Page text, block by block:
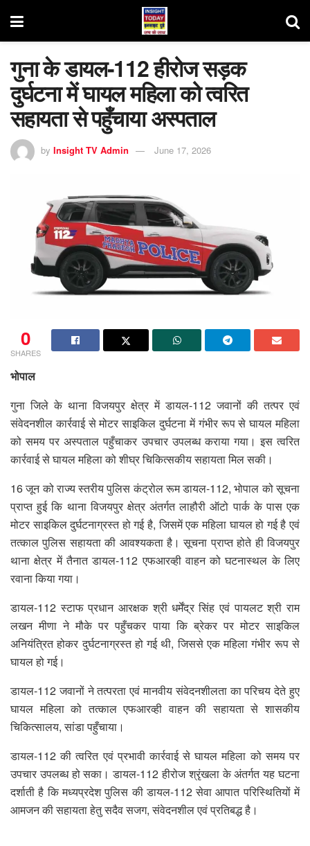
गुना के डायल-112 हीरोज सड़क
दुर्घटना में घायल महिला को त्वरित
सहायता से पहुँचाया अस्पताल
by Insight TV Admin June 17, 2026
0
SHARES
भोपाल
गुना जिले के थाना विजयपुर क्षेत्र में डायल-112 जवानों की तत्पर एवं
संवेदनशील कार्रवाई से मोटर साइकिल दुर्घटना में गंभीर रूप से घायल महिला
को समय पर अस्पताल पहुँचाकर उपचार उपलब्ध कराया गया। इस त्वरित
कार्रवाई से घायल महिला को शीघ्र चिकित्सकीय सहायता मिल सकी।
16 जून को राज्य स्तरीय पुलिस कंट्रोल रूम डायल-112, भोपाल को सूचना
प्राप्त हुई कि थाना विजयपुर क्षेत्र अंतर्गत लाहौरी ऑटो पार्क के पास एक
मोटर साइकिल दुर्घटनाग्रस्त हो गई है, जिसमें एक महिला घायल हो गई है एवं
तत्काल पुलिस सहायता की आवश्यकता है। सूचना प्राप्त होते ही विजयपुर
थाना क्षेत्र में तैनात डायल-112 एफआरव्ही वाहन को घटनास्थल के लिए
रवाना किया गया।
डायल-112 स्टाफ प्रधान आरक्षक श्री धर्मेंद्र सिंह एवं पायलट श्री राम
लखन मीणा ने मौके पर पहुँचकर पाया कि ब्रेकर पर मोटर साइकिल
अनियंत्रित होकर दुर्घटनाग्रस्त हो गई थी, जिससे एक महिला गंभीर रूप से
घायल हो गई।
डायल-112 जवानों ने तत्परता एवं मानवीय संवेदनशीलता का परिचय देते हुए
घायल महिला को तत्काल एफआरव्ही वाहन की सहायता से शासकीय
चिकित्सालय, सांडा पहुँचाया।
डायल-112 की त्वरित एवं प्रभावी कार्रवाई से घायल महिला को समय पर
उपचार उपलब्ध हो सका। डायल-112 हीरोज श्रृंखला के अंतर्गत यह घटना
दर्शाती है कि मध्यप्रदेश पुलिस की डायल-112 सेवा आपात परिस्थितियों में
आमजन की सहायता हेतु सदैव सजग, संवेदनशील एवं प्रतिबद्ध है।